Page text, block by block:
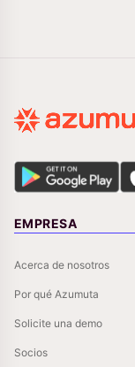
EMPRESA
Acerca de nosotros
Por qué Azumuta
Solicite una demo
Socios